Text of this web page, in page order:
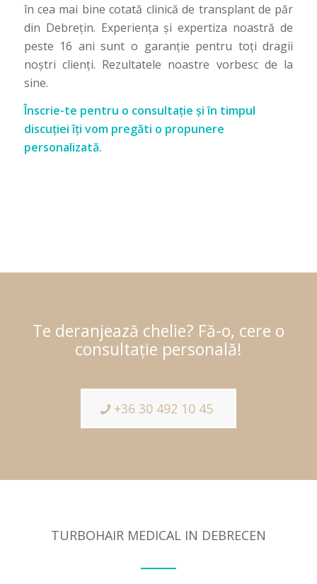
în cea mai bine cotată clinică de transplant de păr
din Debrețin. Experiența și expertiza noastră de
peste 16 ani sunt o garanție pentru toți dragii
noștri clienți. Rezultatele noastre vorbesc de la
sine.
Înscrie-te pentru o consultație și în timpul
discuției îți vom pregăti o propunere
personalizată.
Te deranjează chelie? Fă-o, cere o
consultație personală!
+36 30 492 10 45
TURBOHAIR MEDICAL IN DEBRECEN